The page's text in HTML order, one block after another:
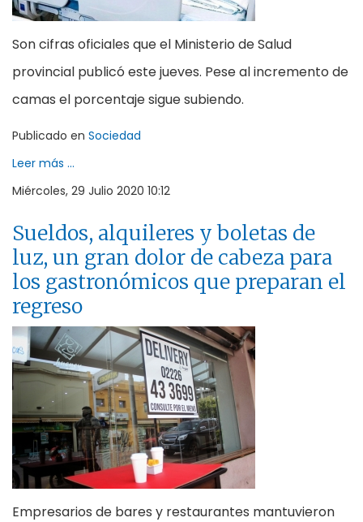
Son cifras oficiales que el Ministerio de Salud
provincial publicó este jueves. Pese al incremento de
camas el porcentaje sigue subiendo.
Publicado en Sociedad
Leer más ...
Miércoles, 29 Julio 2020 10:12
Sueldos, alquileres y boletas de
luz, un gran dolor de cabeza para
los gastronómicos que preparan el
regreso
Empresarios de bares y restaurantes mantuvieron